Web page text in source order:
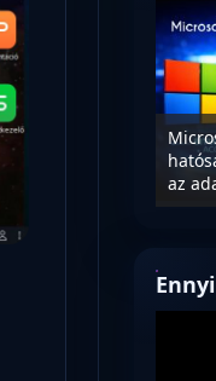
Microsoft
hatóságoknak,
az adatokat.